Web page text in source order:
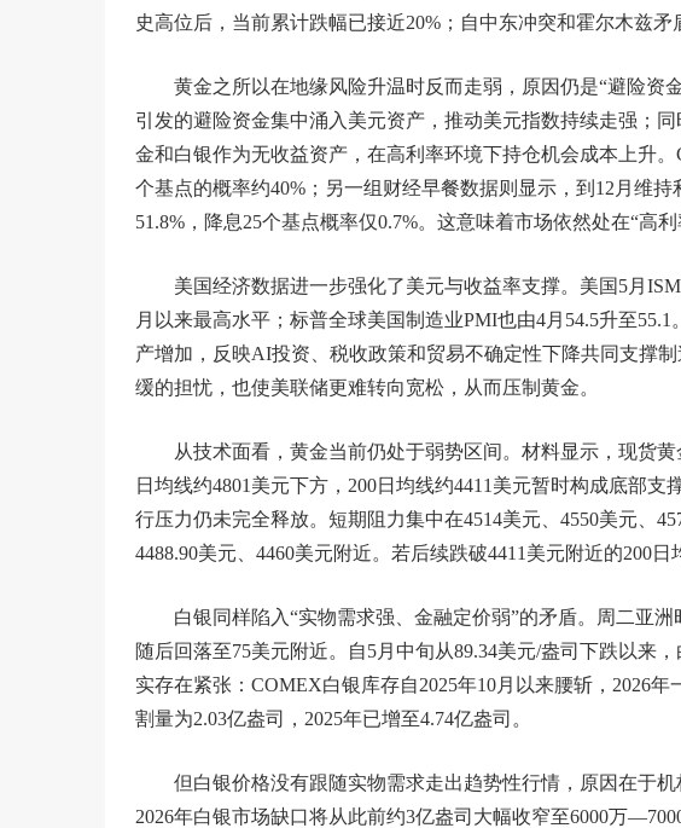
史高位后，当前累计跌幅已接近20%；自中东冲突和霍尔木兹矛
黄金之所以在地缘风险升温时反而走弱，原因仍是“避险资
引发的避险资金集中涌入美元资产，推动美元指数持续走强；
金和白银作为无收益资产，在高利率环境下持仓机会成本上升。
个基点的概率约40%；另一组财经早餐数据则显示，到12月维
51.8%，降息25个基点概率仅0.7%。这意味着市场依然处在“高
美国经济数据进一步强化了美元与收益率支撑。美国5月
月以来最高水平；标普全球美国制造业PMI也由4月54.5升至
产增加，反映AI投资、税收政策和贸易不确定性下降共同支撑
缓的担忧，也使美联储更难转向宽松，从而压制黄金。
从技术面看，黄金当前仍处于弱势区间。材料显示，现货
日均线约4801美元下方，200日均线约4411美元暂时构成底部
行压力仍未完全释放。短期阻力集中在4514美元、4550美元、
4488.90美元、4460美元附近。若后续跌破4411美元附近的200
白银同样陷入“实物需求强、金融定价弱”的矛盾。周二亚
随后回落至75美元附近。自5月中旬从89.34美元/盎司下跌以来
实存在紧张：COMEX白银库存自2025年10月以来腰斩，2026
割量为2.03亿盎司，2025年已增至4.74亿盎司。
但白银价格没有跟随实物需求走出趋势性行情，原因在于
2026年白银市场缺口将从此前约3亿盎司大幅收窄至6000万